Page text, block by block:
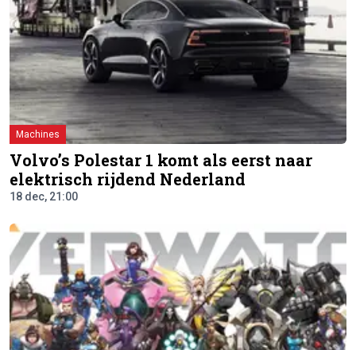
Machines
Volvo’s Polestar 1 komt als eerst naar
elektrisch rijdend Nederland
18 dec, 21:00